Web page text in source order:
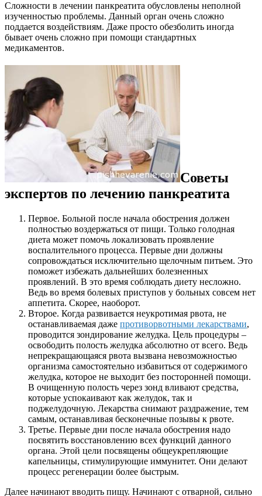
Сложности в лечении панкреатита обусловлены неполной
изученностью проблемы. Данный орган очень сложно
поддается воздействиям. Даже просто обезболить иногда
бывает очень сложно при помощи стандартных
медикаментов.
Советы
экспертов по лечению панкреатита
Первое. Больной после начала обострения должен
полностью воздержаться от пищи. Только голодная
диета может помочь локализовать проявление
воспалительного процесса. Первые дни должны
сопровождаться исключительно щелочным питьем. Это
поможет избежать дальнейших болезненных
проявлений. В это время соблюдать диету несложно.
Ведь во время болевых приступов у больных совсем нет
аппетита. Скорее, наоборот.
Второе. Когда развивается неукротимая рвота, не
останавливаемая даже противорвотными лекарствами,
проводится зондирование желудка. Цель процедуры –
освободить полость желудка абсолютно от всего. Ведь
непрекращающаяся рвота вызвана невозможностью
организма самостоятельно избавиться от содержимого
желудка, которое не выходит без посторонней помощи.
В очищенную полость через зонд вливают средства,
которые успокаивают как желудок, так и
поджелудочную. Лекарства снимают раздражение, тем
самым, останавливая бесконечные позывы к рвоте.
Третье. Первые дни после начала обострения надо
посвятить восстановлению всех функций данного
органа. Этой цели посвящены общеукрепляющие
капельницы, стимулирующие иммунитет. Они делают
процесс регенерации более быстрым.
Далее начинают вводить пищу. Начинают с отварной, сильно